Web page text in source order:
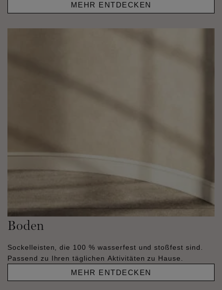
MEHR ENTDECKEN
Boden
Sockelleisten, die 100 % wasserfest und stoßfest sind.
Passend zu Ihren täglichen Aktivitäten zu Hause.
MEHR ENTDECKEN